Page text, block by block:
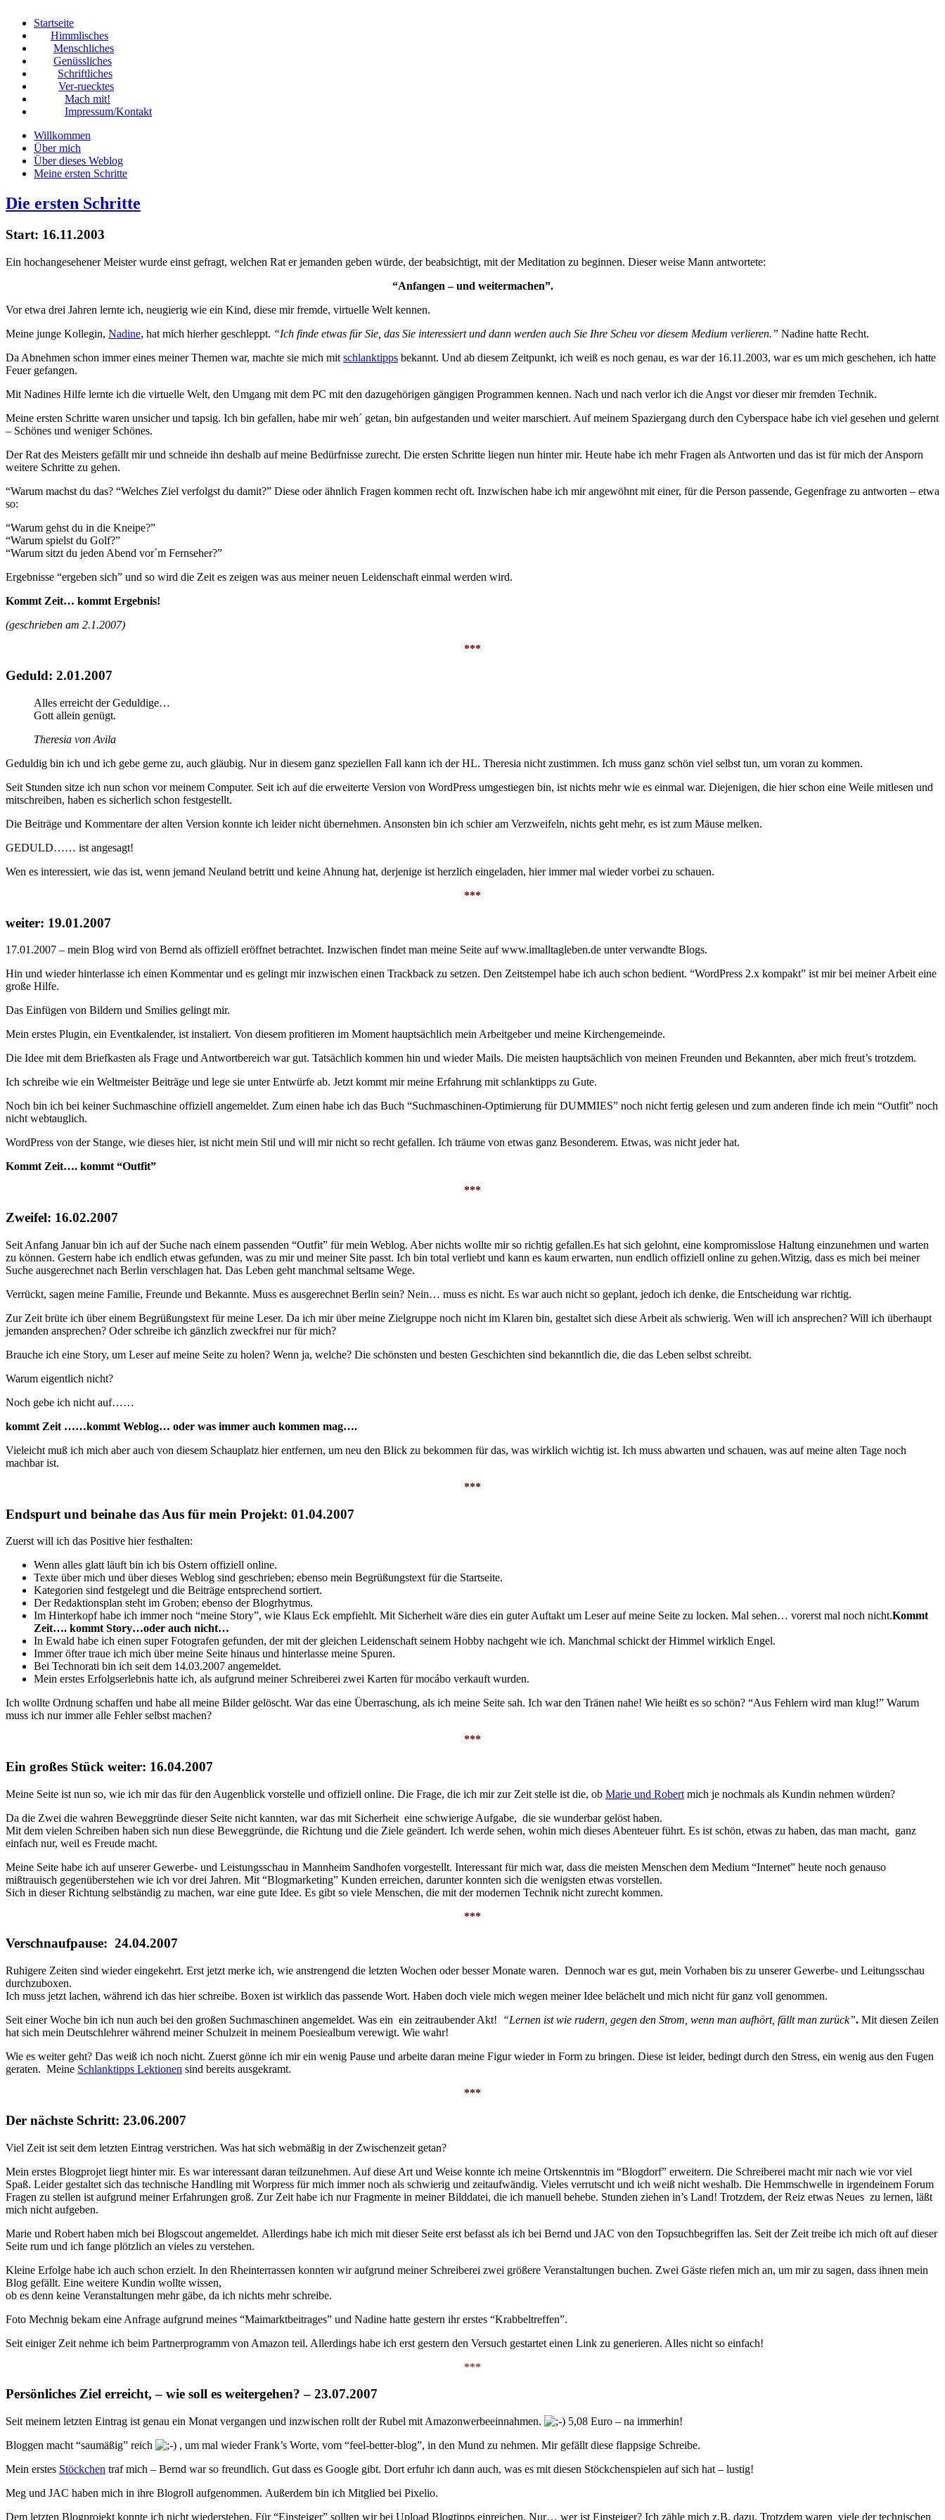
Startseite
Himmlisches
Menschliches
Genüssliches
Schriftliches
Ver-ruecktes
Mach mit!
Impressum/Kontakt
Willkommen
Über mich
Über dieses Weblog
Meine ersten Schritte
Die ersten Schritte
Start: 16.11.2003
Ein hochangesehener Meister wurde einst gefragt, welchen Rat er jemanden geben würde, der beabsichtigt, mit der Meditation zu beginnen. Dieser weise Mann antwortete:
“Anfangen – und weitermachen”.
Vor etwa drei Jahren lernte ich, neugierig wie ein Kind, diese mir fremde, virtuelle Welt kennen.
Meine junge Kollegin, Nadine, hat mich hierher geschleppt. “Ich finde etwas für Sie, das Sie interessiert und dann werden auch Sie Ihre Scheu vor diesem Medium verlieren.” Nadine hatte Recht.
Da Abnehmen schon immer eines meiner Themen war, machte sie mich mit schlanktipps bekannt. Und ab diesem Zeitpunkt, ich weiß es noch genau, es war der 16.11.2003, war es um mich geschehen, ich hatte
Feuer gefangen.
Mit Nadines Hilfe lernte ich die virtuelle Welt, den Umgang mit dem PC mit den dazugehörigen gängigen Programmen kennen. Nach und nach verlor ich die Angst vor dieser mir fremden Technik.
Meine ersten Schritte waren unsicher und tapsig. Ich bin gefallen, habe mir weh´ getan, bin aufgestanden und weiter marschiert. Auf meinem Spaziergang durch den Cyberspace habe ich viel gesehen und gelernt
– Schönes und weniger Schönes.
Der Rat des Meisters gefällt mir und schneide ihn deshalb auf meine Bedürfnisse zurecht. Die ersten Schritte liegen nun hinter mir. Heute habe ich mehr Fragen als Antworten und das ist für mich der Ansporn
weitere Schritte zu gehen.
“Warum machst du das? “Welches Ziel verfolgst du damit?” Diese oder ähnlich Fragen kommen recht oft. Inzwischen habe ich mir angewöhnt mit einer, für die Person passende, Gegenfrage zu antworten – etwa
so:
“Warum gehst du in die Kneipe?”
“Warum spielst du Golf?”
“Warum sitzt du jeden Abend vor´m Fernseher?”
Ergebnisse “ergeben sich” und so wird die Zeit es zeigen was aus meiner neuen Leidenschaft einmal werden wird.
Kommt Zeit… kommt Ergebnis!
(geschrieben am 2.1.2007)
***
Geduld: 2.01.2007
Alles erreicht der Geduldige…
Gott allein genügt.
Theresia von Avila
Geduldig bin ich und ich gebe gerne zu, auch gläubig. Nur in diesem ganz speziellen Fall kann ich der HL. Theresia nicht zustimmen. Ich muss ganz schön viel selbst tun, um voran zu kommen.
Seit Stunden sitze ich nun schon vor meinem Computer. Seit ich auf die erweiterte Version von WordPress umgestiegen bin, ist nichts mehr wie es einmal war. Diejenigen, die hier schon eine Weile mitlesen und
mitschreiben, haben es sicherlich schon festgestellt.
Die Beiträge und Kommentare der alten Version konnte ich leider nicht übernehmen. Ansonsten bin ich schier am Verzweifeln, nichts geht mehr, es ist zum Mäuse melken.
GEDULD…… ist angesagt!
Wen es interessiert, wie das ist, wenn jemand Neuland betritt und keine Ahnung hat, derjenige ist herzlich eingeladen, hier immer mal wieder vorbei zu schauen.
***
weiter: 19.01.2007
17.01.2007 – mein Blog wird von Bernd als offiziell eröffnet betrachtet. Inzwischen findet man meine Seite auf www.imalltagleben.de unter verwandte Blogs.
Hin und wieder hinterlasse ich einen Kommentar und es gelingt mir inzwischen einen Trackback zu setzen. Den Zeitstempel habe ich auch schon bedient. “WordPress 2.x kompakt” ist mir bei meiner Arbeit eine
große Hilfe.
Das Einfügen von Bildern und Smilies gelingt mir.
Mein erstes Plugin, ein Eventkalender, ist instaliert. Von diesem profitieren im Moment hauptsächlich mein Arbeitgeber und meine Kirchengemeinde.
Die Idee mit dem Briefkasten als Frage und Antwortbereich war gut. Tatsächlich kommen hin und wieder Mails. Die meisten hauptsächlich von meinen Freunden und Bekannten, aber mich freut’s trotzdem.
Ich schreibe wie ein Weltmeister Beiträge und lege sie unter Entwürfe ab. Jetzt kommt mir meine Erfahrung mit schlanktipps zu Gute.
Noch bin ich bei keiner Suchmaschine offiziell angemeldet. Zum einen habe ich das Buch “Suchmaschinen-Optimierung für DUMMIES” noch nicht fertig gelesen und zum anderen finde ich mein “Outfit” noch
nicht webtauglich.
WordPress von der Stange, wie dieses hier, ist nicht mein Stil und will mir nicht so recht gefallen. Ich träume von etwas ganz Besonderem. Etwas, was nicht jeder hat.
Kommt Zeit…. kommt “Outfit”
***
Zweifel: 16.02.2007
Seit Anfang Januar bin ich auf der Suche nach einem passenden “Outfit” für mein Weblog. Aber nichts wollte mir so richtig gefallen.Es hat sich gelohnt, eine kompromisslose Haltung einzunehmen und warten
zu können. Gestern habe ich endlich etwas gefunden, was zu mir und meiner Site passt. Ich bin total verliebt und kann es kaum erwarten, nun endlich offiziell online zu gehen.Witzig, dass es mich bei meiner
Suche ausgerechnet nach Berlin verschlagen hat. Das Leben geht manchmal seltsame Wege.
Verrückt, sagen meine Familie, Freunde und Bekannte. Muss es ausgerechnet Berlin sein? Nein… muss es nicht. Es war auch nicht so geplant, jedoch ich denke, die Entscheidung war richtig.
Zur Zeit brüte ich über einem Begrüßungstext für meine Leser. Da ich mir über meine Zielgruppe noch nicht im Klaren bin, gestaltet sich diese Arbeit als schwierig. Wen will ich ansprechen? Will ich überhaupt
jemanden ansprechen? Oder schreibe ich gänzlich zweckfrei nur für mich?
Brauche ich eine Story, um Leser auf meine Seite zu holen? Wenn ja, welche? Die schönsten und besten Geschichten sind bekanntlich die, die das Leben selbst schreibt.
Warum eigentlich nicht?
Noch gebe ich nicht auf……
kommt Zeit ……kommt Weblog… oder was immer auch kommen mag….
Vieleicht muß ich mich aber auch von diesem Schauplatz hier entfernen, um neu den Blick zu bekommen für das, was wirklich wichtig ist. Ich muss abwarten und schauen, was auf meine alten Tage noch
machbar ist.
***
Endspurt und beinahe das Aus für mein Projekt: 01.04.2007
Zuerst will ich das Positive hier festhalten:
Wenn alles glatt läuft bin ich bis Ostern offiziell online.
Texte über mich und über dieses Weblog sind geschrieben; ebenso mein Begrüßungstext für die Startseite.
Kategorien sind festgelegt und die Beiträge entsprechend sortiert.
Der Redaktionsplan steht im Groben; ebenso der Blogrhytmus.
Im Hinterkopf habe ich immer noch “meine Story”, wie Klaus Eck empfiehlt. Mit Sicherheit wäre dies ein guter Auftakt um Leser auf meine Seite zu locken. Mal sehen… vorerst mal noch nicht.Kommt
Zeit…. kommt Story…oder auch nicht…
In Ewald habe ich einen super Fotografen gefunden, der mit der gleichen Leidenschaft seinem Hobby nachgeht wie ich. Manchmal schickt der Himmel wirklich Engel.
Immer öfter traue ich mich über meine Seite hinaus und hinterlasse meine Spuren.
Bei Technorati bin ich seit dem 14.03.2007 angemeldet.
Mein erstes Erfolgserlebnis hatte ich, als aufgrund meiner Schreiberei zwei Karten für mocábo verkauft wurden.
Ich wollte Ordnung schaffen und habe all meine Bilder gelöscht. War das eine Überraschung, als ich meine Seite sah. Ich war den Tränen nahe! Wie heißt es so schön? “Aus Fehlern wird man klug!” Warum
muss ich nur immer alle Fehler selbst machen?
***
Ein großes Stück weiter: 16.04.2007
Meine Seite ist nun so, wie ich mir das für den Augenblick vorstelle und offiziell online. Die Frage, die ich mir zur Zeit stelle ist die, ob Marie und Robert mich je nochmals als Kundin nehmen würden?
Da die Zwei die wahren Beweggründe dieser Seite nicht kannten, war das mit Sicherheit eine schwierige Aufgabe, die sie wunderbar gelöst haben.
Mit dem vielen Schreiben haben sich nun diese Beweggründe, die Richtung und die Ziele geändert. Ich werde sehen, wohin mich dieses Abenteuer führt. Es ist schön, etwas zu haben, das man macht, ganz
einfach nur, weil es Freude macht.
Meine Seite habe ich auf unserer Gewerbe- und Leistungsschau in Mannheim Sandhofen vorgestellt. Interessant für mich war, dass die meisten Menschen dem Medium “Internet” heute noch genauso
mißtrauisch gegenüberstehen wie ich vor drei Jahren. Mit “Blogmarketing” Kunden erreichen, darunter konnten sich die wenigsten etwas vorstellen.
Sich in dieser Richtung selbständig zu machen, war eine gute Idee. Es gibt so viele Menschen, die mit der modernen Technik nicht zurecht kommen.
***
Verschnaufpause: 24.04.2007
Ruhigere Zeiten sind wieder eingekehrt. Erst jetzt merke ich, wie anstrengend die letzten Wochen oder besser Monate waren. Dennoch war es gut, mein Vorhaben bis zu unserer Gewerbe- und Leitungsschau
durchzuboxen.
Ich muss jetzt lachen, während ich das hier schreibe. Boxen ist wirklich das passende Wort. Haben doch viele mich wegen meiner Idee belächelt und mich nicht für ganz voll genommen.
Seit einer Woche bin ich nun auch bei den großen Suchmaschinen angemeldet. Was ein ein zeitraubender Akt!
“Lernen ist wie rudern, gegen den Strom, wenn man aufhört, fällt man zurück”. Mit diesen Zeilen
hat sich mein Deutschlehrer während meiner Schulzeit in meinem Poesiealbum verewigt. Wie wahr!
Wie es weiter geht? Das weiß ich noch nicht. Zuerst gönne ich mir ein wenig Pause und arbeite daran meine Figur wieder in Form zu bringen. Diese ist leider, bedingt durch den Stress, ein wenig aus den Fugen
geraten. Meine Schlanktipps Lektionen sind bereits ausgekramt.
***
Der nächste Schritt: 23.06.2007
Viel Zeit ist seit dem letzten Eintrag verstrichen. Was hat sich webmäßig in der Zwischenzeit getan?
Mein erstes Blogprojet liegt hinter mir. Es war interessant daran teilzunehmen. Auf diese Art und Weise konnte ich meine Ortskenntnis im “Blogdorf” erweitern. Die Schreiberei macht mir nach wie vor viel
Spaß. Leider gestaltet sich das technische Handling mit Worpress für mich immer noch als schwierig und zeitaufwändig. Vieles verrutscht und ich weiß nicht weshalb. Die Hemmschwelle in irgendeinem Forum
Fragen zu stellen ist aufgrund meiner Erfahrungen groß. Zur Zeit habe ich nur Fragmente in meiner Bilddatei, die ich manuell behebe. Stunden ziehen in’s Land! Trotzdem, der Reiz etwas Neues zu lernen, läßt
mich nicht aufgeben.
Marie und Robert haben mich bei Blogscout angemeldet. Allerdings habe ich mich mit dieser Seite erst befasst als ich bei Bernd und JAC von den Topsuchbegriffen las. Seit der Zeit treibe ich mich oft auf dieser
Seite rum und ich fange plötzlich an vieles zu verstehen.
Kleine Erfolge habe ich auch schon erzielt. In den Rheinterrassen konnten wir aufgrund meiner Schreiberei zwei größere Veranstaltungen buchen. Zwei Gäste riefen mich an, um mir zu sagen, dass ihnen mein
Blog gefällt. Eine weitere Kundin wollte wissen,
ob es denn keine Veranstaltungen mehr gäbe, da ich nichts mehr schreibe.
Foto Mechnig bekam eine Anfrage aufgrund meines “Maimarktbeitrages” und Nadine hatte gestern ihr erstes “Krabbeltreffen”.
Seit einiger Zeit nehme ich beim Partnerprogramm von Amazon teil. Allerdings habe ich erst gestern den Versuch gestartet einen Link zu generieren. Alles nicht so einfach!
***
Persönliches Ziel erreicht, – wie soll es weitergehen? – 23.07.2007
Seit meinem letzten Eintrag ist genau ein Monat vergangen und inzwischen rollt der Rubel mit Amazonwerbeeinnahmen.
5,08 Euro – na immerhin!
Bloggen macht “saumäßig” reich
, um mal wieder Frank’s Worte, vom “feel-better-blog”, in den Mund zu nehmen. Mir gefällt diese flappsige Schreibe.
Mein erstes Stöckchen traf mich – Bernd war so freundlich. Gut dass es Google gibt. Dort erfuhr ich dann auch, was es mit diesen Stöckchenspielen auf sich hat – lustig!
Meg und JAC haben mich in ihre Blogroll aufgenommen. Außerdem bin ich Mitglied bei Pixelio.
Dem letzten Blogprojekt konnte ich nicht wiederstehen. Für “Einsteiger” sollten wir bei Upload Blogtipps einreichen. Nur… wer ist Einsteiger? Ich zähle mich z.B. dazu. Trotzdem waren viele der technischen